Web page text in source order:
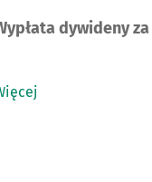
dywideny